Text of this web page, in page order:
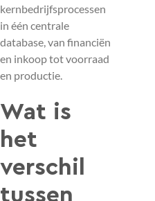
kernbedrijfsprocessen
in één centrale
database, van financiën
en inkoop tot voorraad
en productie.
Wat is
het
verschil
tussen